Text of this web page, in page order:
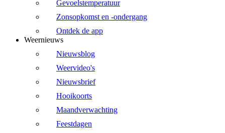
Gevoelstemperatuur
Zonsopkomst en -ondergang
Ontdek de app
Weernieuws
Nieuwsblog
Weervideo's
Nieuwsbrief
Hooikoorts
Maandverwachting
Feestdagen